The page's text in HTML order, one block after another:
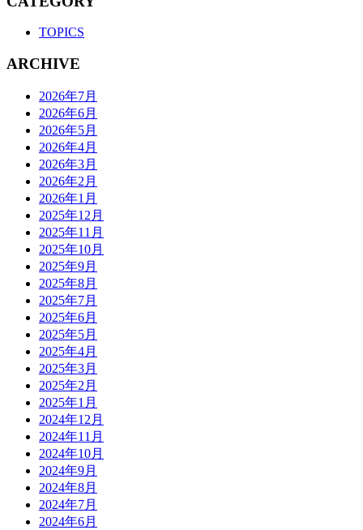
TOPICS
ARCHIVE
2026年7月
2026年6月
2026年5月
2026年4月
2026年3月
2026年2月
2026年1月
2025年12月
2025年11月
2025年10月
2025年9月
2025年8月
2025年7月
2025年6月
2025年5月
2025年4月
2025年3月
2025年2月
2025年1月
2024年12月
2024年11月
2024年10月
2024年9月
2024年8月
2024年7月
2024年6月